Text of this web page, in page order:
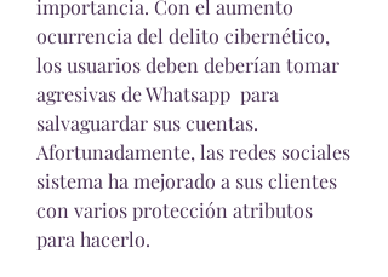
importancia. Con el aumento
ocurrencia del delito cibernético,
los usuarios deben deberían tomar
agresivas de Whatsapp  para
salvaguardar sus cuentas.
Afortunadamente, las redes sociales
sistema ha mejorado a sus clientes
con varios protección atributos
para hacerlo.